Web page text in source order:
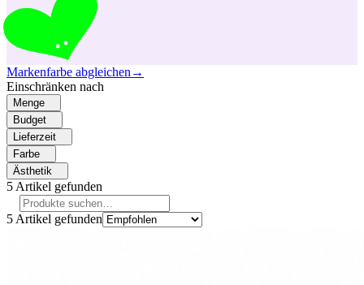
Markenfarbe abgleichen →
Einschränken nach
Menge
Budget
Lieferzeit
Farbe
Ästhetik
5 Artikel gefunden
5 Artikel gefunden